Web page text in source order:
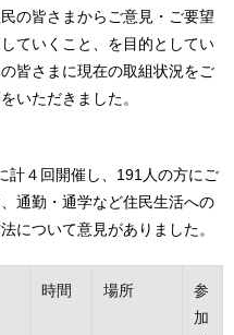
の皆さまからご意見・ご要望
ていくこと、を目的としてい
皆さまに現在の取組状況をご
いただきました。
計４回開催し、191人の方にご
通勤・通学など住民生活への
について意見がありました。
時間 場所
参
加